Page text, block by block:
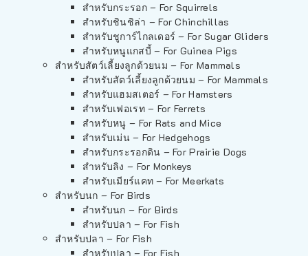
สำหรับกระรอก – For Squirrels
สำหรับชินชิล่า – For Chinchillas
สำหรับชูการ์ไกลเดอร์ – For Sugar Gliders
สำหรับหนูแกสบี้ – For Guinea Pigs
สำหรับสัตว์เลี้ยงลูกด้วยนม – For Mammals
สำหรับสัตว์เลี้ยงลูกด้วยนม – For Mammals
สำหรับแฮมสเตอร์ – For Hamsters
สำหรับเฟอเรท – For Ferrets
สำหรับหนู – For Rats and Mice
สำหรับเม่น – For Hedgehogs
สำหรับกระรอกดิน – For Prairie Dogs
สำหรับลิง – For Monkeys
สำหรับเมียร์แคท – For Meerkats
สำหรับนก – For Birds
สำหรับนก – For Birds
สำหรับปลา – For Fish
สำหรับปลา – For Fish
สำหรับปลา – For Fish